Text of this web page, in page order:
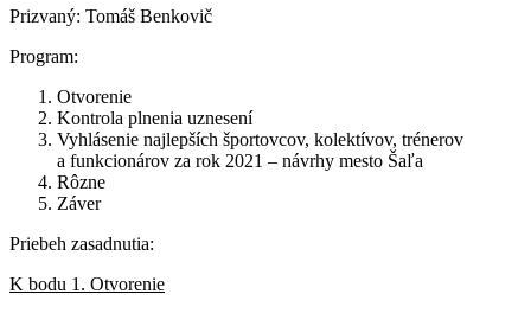
Prizvaný: Tomáš Benkovič
Program:
Otvorenie
Kontrola plnenia uznesení
Vyhlásenie najlepších športovcov, kolektívov, trénerov
a funkcionárov za rok 2021 – návrhy mesto Šaľa
Rôzne
Záver
Priebeh zasadnutia:
K bodu 1. Otvorenie